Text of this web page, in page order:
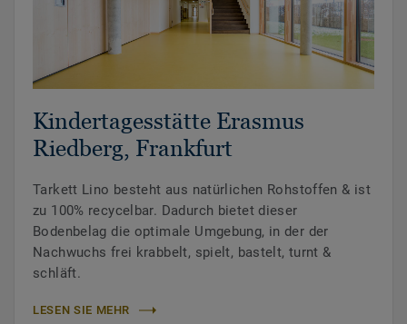
Kindertagesstätte Erasmus
Riedberg, Frankfurt
Tarkett Lino besteht aus natürlichen Rohstoffen & ist
zu 100% recycelbar. Dadurch bietet dieser
Bodenbelag die optimale Umgebung, in der der
Nachwuchs frei krabbelt, spielt, bastelt, turnt &
schläft.
LESEN SIE MEHR